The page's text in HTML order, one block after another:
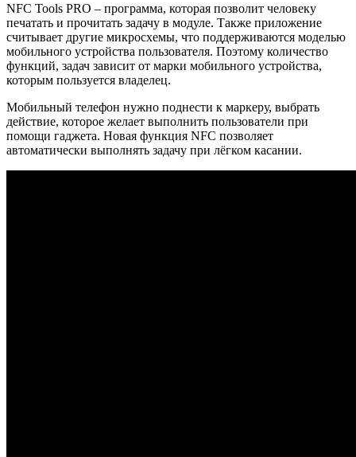
NFC Tools PRO – программа, которая позволит человеку
печатать и прочитать задачу в модуле. Также приложение
считывает другие микросхемы, что поддерживаются моделью
мобильного устройства пользователя. Поэтому количество
функций, задач зависит от марки мобильного устройства,
которым пользуется владелец.
Мобильный телефон нужно поднести к маркеру, выбрать
действие, которое желает выполнить пользователи при
помощи гаджета. Новая функция NFC позволяет
автоматически выполнять задачу при лёгком касании.